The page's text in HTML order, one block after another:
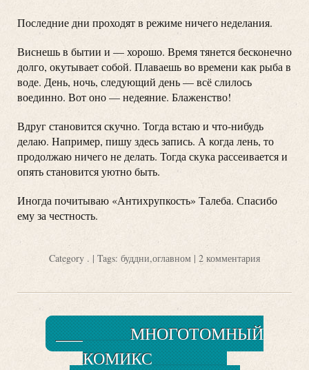
Последние дни проходят в режиме ничего неделания.
Виснешь в бытии и — хорошо. Время тянется бесконечно
долго, окутывает собой. Плаваешь во времени как рыба в
воде. День, ночь, следующий день — всё слилось
воединно. Вот оно — недеяние. Блаженство!
Вдруг становится скучно. Тогда встаю и что-нибудь
делаю. Например, пишу здесь запись. А когда лень, то
продолжаю ничего не делать. Тогда скука рассеивается и
опять становится уютно быть.
Иногда почитываю «Антихрупкость» Талеба. Спасибо
ему за честность.
Category . | Tags: буддни,оглавном | 2 комментария
_________МНОГОТОМНЫЙ
КОМИКС_________